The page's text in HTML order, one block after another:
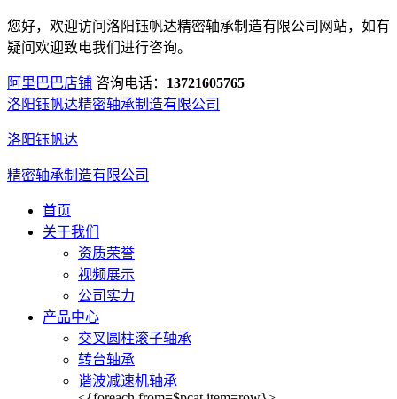
您好，欢迎访问洛阳钰帆达精密轴承制造有限公司网站，如有
疑问欢迎致电我们进行咨询。
阿里巴巴店铺 咨询电话： 13721605765
洛阳钰帆达精密轴承制造有限公司
洛阳钰帆达
精密轴承制造有限公司
首页
关于我们
资质荣誉
视频展示
公司实力
产品中心
交叉圆柱滚子轴承
转台轴承
谐波减速机轴承